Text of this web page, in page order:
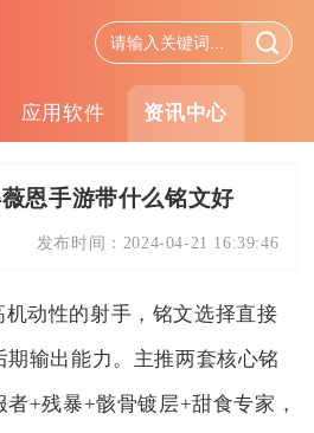
应用软件 资讯中心
恩手游带什么铭文好
发布时间： 2024-04-21 16:39:46
动性的射手，铭文选择直接
输出能力。主推两套核心铭
+残暴+骸骨镀层+甜食专家，